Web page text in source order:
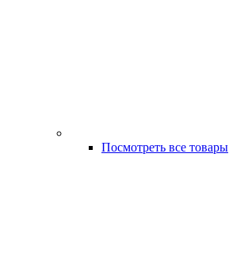
Посмотреть все товары